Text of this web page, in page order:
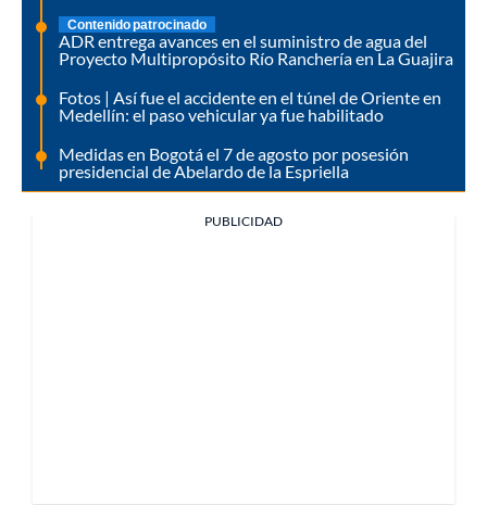
Contenido patrocinado
ADR entrega avances en el suministro de agua del
Proyecto Multipropósito Río Ranchería en La Guajira
Fotos | Así fue el accidente en el túnel de Oriente en
Medellín: el paso vehicular ya fue habilitado
Medidas en Bogotá el 7 de agosto por posesión
presidencial de Abelardo de la Espriella
PUBLICIDAD